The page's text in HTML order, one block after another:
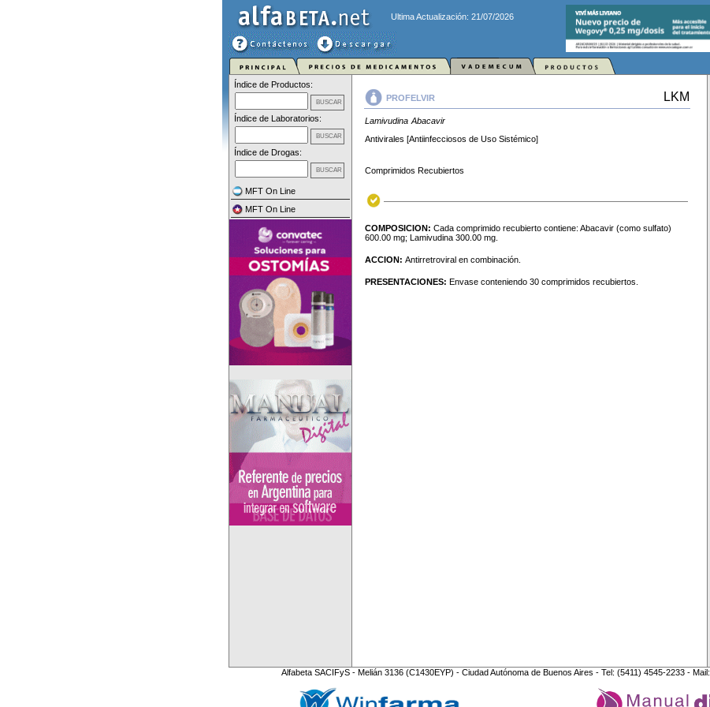
Ultima Actualización: 21/07/2026
Índice de Productos:
Índice de Laboratorios:
Índice de Drogas:
MFT On Line
MFT On Line
PROFELVIR LKM
Lamivudina Abacavir
Antivirales [Antiinfecciosos de Uso Sistémico]
Comprimidos Recubiertos
COMPOSICION: Cada comprimido recubierto contiene: Abacavir (como sulfato)
600.00 mg; Lamivudina 300.00 mg.
ACCION: Antirretroviral en combinación.
PRESENTACIONES: Envase conteniendo 30 comprimidos recubiertos.
Alfabeta SACIFyS - Melián 3136 (C1430EYP) - Ciudad Autónoma de Buenos Aires - Tel: (5411) 4545-2233 - Mail: